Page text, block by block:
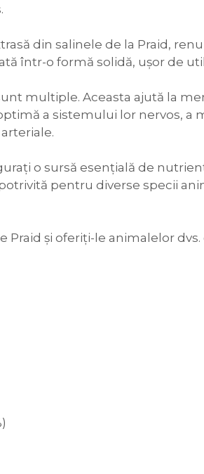
din salinele de la Praid,
într-o formă solidă, ușor de
multiple. Aceasta ajută la
a sistemului lor nervos, a
o sursă esențială de
pentru diverse specii
și oferiți-le animalelor